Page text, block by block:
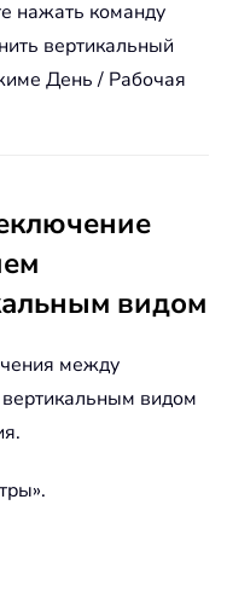
нажать команду
вертикальный
День / Рабочая
видом
между
видом